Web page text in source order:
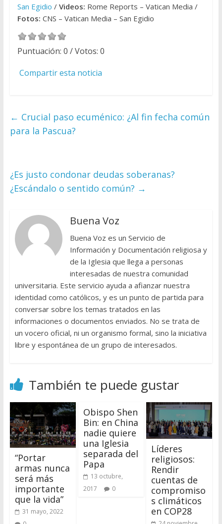
San Egidio / Videos: Rome Reports – Vatican Media /
Fotos: CNS – Vatican Media – San Egidio
Puntuación: 0 / Votos: 0
Compartir esta noticia
← Crucial paso ecuménico: ¿Al fin fecha común
para la Pascua?
¿Es justo condonar deudas soberanas?
¿Escándalo o sentido común? →
Buena Voz
Buena Voz es un Servicio de
Información y Documentación religiosa y
de la Iglesia que llega a personas
interesadas de nuestra comunidad
universitaria. Este servicio ayuda a afianzar nuestra
identidad como católicos, y es un punto de partida para
conversar sobre los temas tratados en las
informaciones o documentos enviados. No se trata de
un vocero oficial, ni un organismo formal, sino la iniciativa
libre y espontánea de un grupo de interesados.
También te puede gustar
“Portar
armas nunca
será más
importante
que la vida”
31 mayo, 2022
Obispo Shen
Bin: en China
nadie quiere
una Iglesia
separada del
Papa
13 octubre,
2017
0
Líderes
religiosos:
Rendir
cuentas de
compromiso
s climáticos
en COP28